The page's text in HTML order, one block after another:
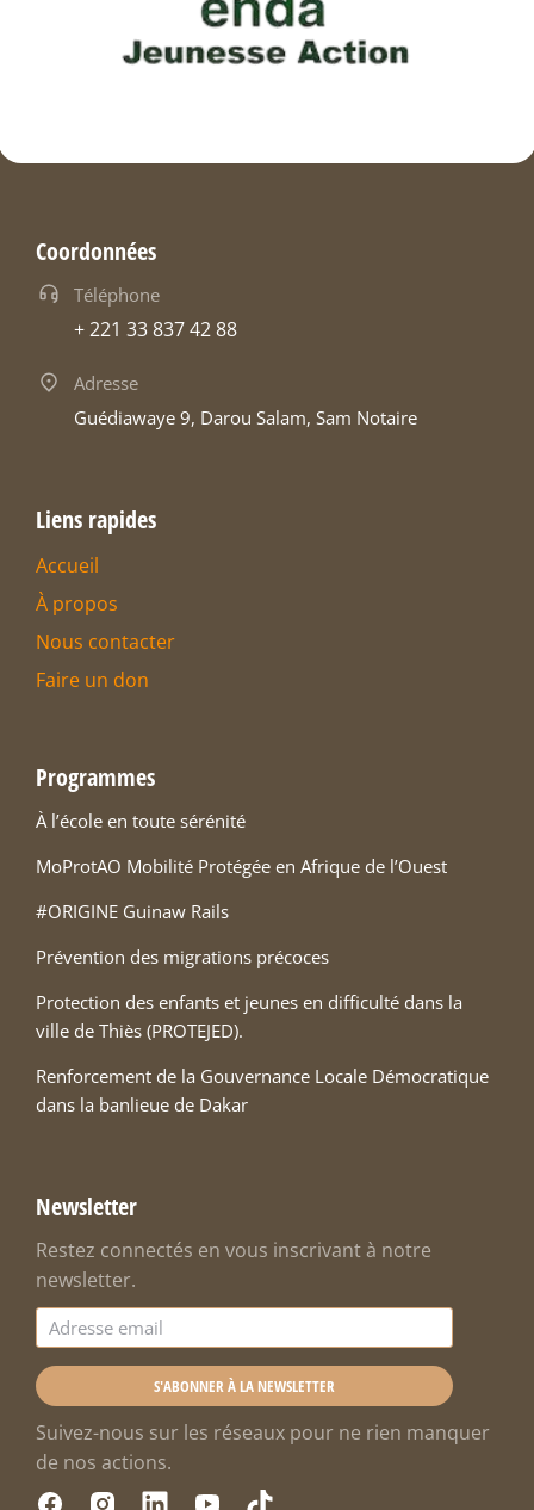
Coordonnées
Téléphone
+ 221 33 837 42 88
Adresse
Guédiawaye 9, Darou Salam, Sam Notaire
Liens rapides
Accueil
À propos
Nous contacter
Faire un don
Programmes
À l’école en toute sérénité
MoProtAO Mobilité Protégée en Afrique de l’Ouest
#ORIGINE Guinaw Rails
Prévention des migrations précoces
Protection des enfants et jeunes en difficulté dans la
ville de Thiès (PROTEJED).
Renforcement de la Gouvernance Locale Démocratique
dans la banlieue de Dakar
Newsletter
Restez connectés en vous inscrivant à notre
newsletter.
S'ABONNER À LA NEWSLETTER
Suivez-nous sur les réseaux pour ne rien manquer
de nos actions.